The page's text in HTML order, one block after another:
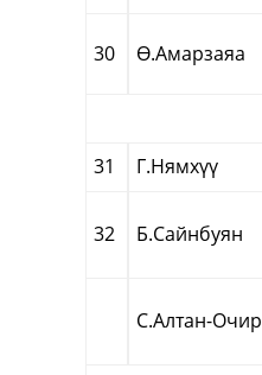
30 Ө.Амарзаяа
31
Г.Нямхүү
32 Б.Сайнбуян
С.Алтан-Очир